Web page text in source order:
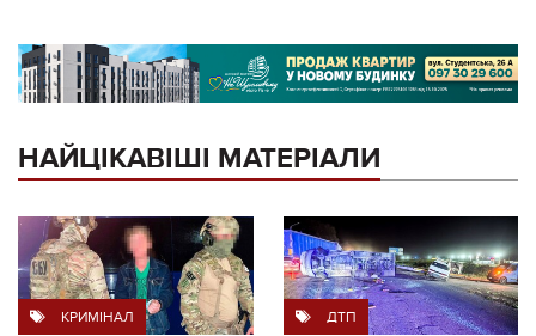
НАЙЦІКАВІШІ МАТЕРІАЛИ
КРИМІНАЛ ДТП